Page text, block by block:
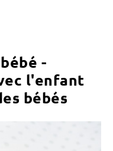
-
l'enfant
bébés